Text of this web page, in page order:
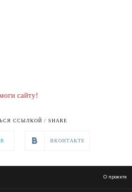
сайту!
ССЫЛКОЙ / SHARE
ВКОНТАКТЕ
О проекте